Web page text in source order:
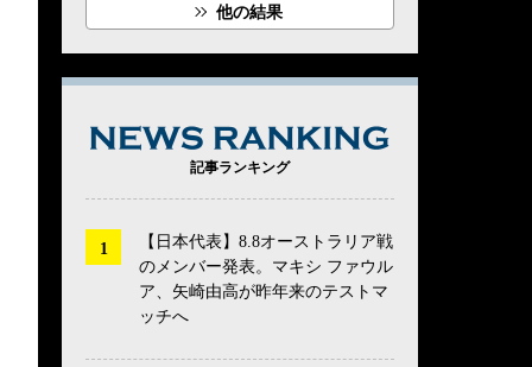
他の結果
記事ランキング
【日本代表】8.8オーストラリア戦
のメンバー発表。マキシ ファウル
ア、矢崎由高が昨年来のテストマ
ッチへ